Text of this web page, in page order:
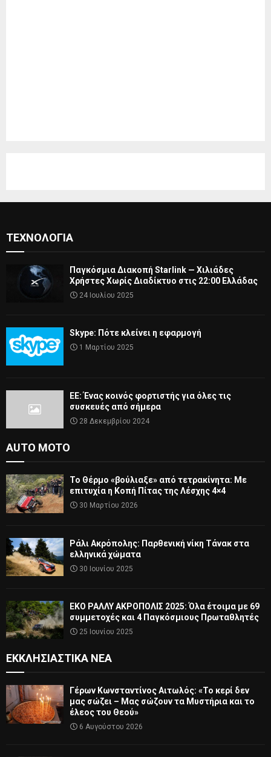
ΤΕΧΝΟΛΟΓΊΑ
Παγκόσμια Διακοπή Starlink — Χιλιάδες
Χρήστες Χωρίς Διαδίκτυο στις 22:00 Ελλάδας
24 Ιουλίου 2025
Skype: Πότε κλείνει η εφαρμογή
1 Μαρτίου 2025
ΕΕ: Ένας κοινός φορτιστής για όλες τις
συσκευές από σήμερα
28 Δεκεμβρίου 2024
AUTO MOTO
Το Θέρμο «βούλιαξε» από τετρακίνητα: Με
επιτυχία η Κοπή Πίτας της Λέσχης 4×4
30 Μαρτίου 2026
Ράλι Ακρόπολης: Παρθενική νίκη Τάνακ στα
ελληνικά χώματα
30 Ιουνίου 2025
ΕΚΟ ΡΑΛΛΥ ΑΚΡΟΠΟΛΙΣ 2025: Όλα έτοιμα με 69
συμμετοχές και 4 Παγκόσμιους Πρωταθλητές
25 Ιουνίου 2025
ΕΚΚΛΗΣΙΑΣΤΙΚΆ ΝΈΑ
Γέρων Κωνσταντίνος Αιτωλός: «Το κερί δεν
μας σώζει – Μας σώζουν τα Μυστήρια και το
έλεος του Θεού»
6 Αυγούστου 2026